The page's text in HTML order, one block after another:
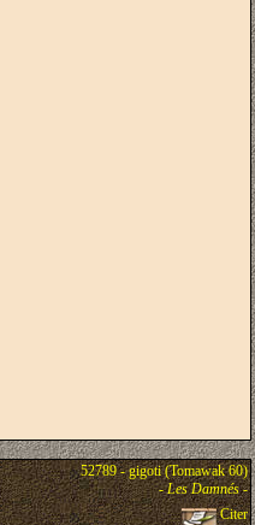
52789 - gigoti (Tomawak 60)
-Les Damnés-
Citer